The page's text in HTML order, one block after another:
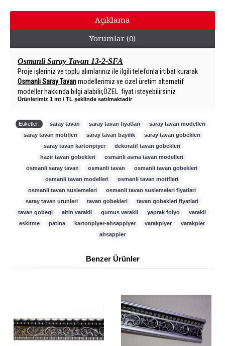
Açıklama
Yorumlar (0)
Osmanli Saray Tavan 13-2-SFA
Proje işleriniz ve toplu alımlarınız ile ilgili telefonla irtibat kurarak
Osmanli Saray Tavanmodellerimiz ve özel üretim alternatif
modeller hakkında bilgi alabilir,ÖZEL fiyat isteyebilirsiniz
Ürünlerimiz 1 mt / TL şeklinde satılmaktadir
Etiketler: saray tavan saray tavan fiyatlari saray tavan modelleri
saray tavan motifleri
saray tavan bayilik saray tavan gobekleri
saray tavan kartonpiyer
dekoratif tavan gobekleri
hazir tavan gobekleri
osmanli asma tavan modelleri
osmanli saray tavan
osmanli tavan osmanli tavan gobekleri
osmanli tavan modelleri
osmanli tavan motifleri
osmanli tavan suslemeleri
osmanli tavan suslemeleri fiyatlari
saray tavan urunleri
tavan gobekleri tavan gobekleri fiyatlari
tavan gobegi
altin varakli gumus varakli yaprak folyo varakli
eskitme
patina kartonpiyer-ahsappiyer varakpiyer varakpier
ahsappier
Benzer Ürünler